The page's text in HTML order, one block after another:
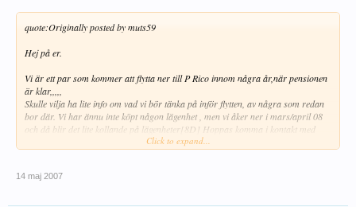
quote:Originally posted by muts59
Hej på er.
Vi är ett par som kommer att flytta ner till P Rico innom några år,när pensionen
är klar,,,,,
Skulle vilja ha lite info om vad vi bör tänka på inför flytten, av några som redan
bor där. Vi har ännu inte köpt någon lägenhet , men vi åker ner i mars/april 08
och då blir det lite kollande på lägenheter[8D] Hoppas komma i kontakt med
Click to expand...
14 maj 2007